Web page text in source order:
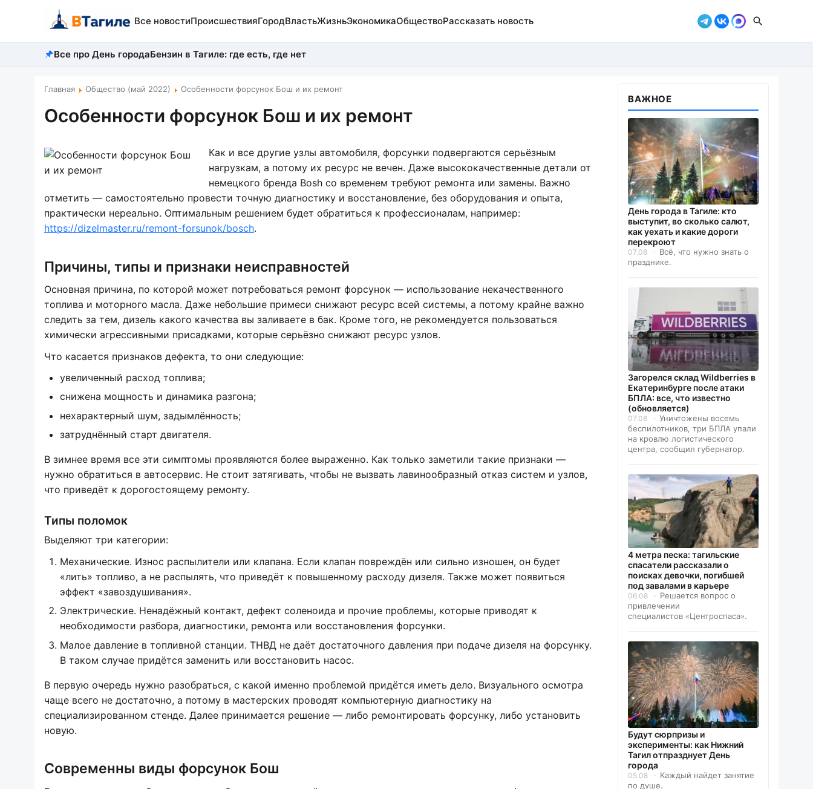
Все новостиПроисшествияГородВластьЖизньЭкономикаОбществоРассказать новость
Все про День городаБензин в Тагиле: где есть, где нет
Главная Общество (май 2022) Особенности форсунок Бош и их ремонт
Особенности форсунок Бош и их ремонт
Как и все другие узлы автомобиля, форсунки подвергаются серьёзным
нагрузкам, а потому их ресурс не вечен. Даже высококачественные детали от
немецкого бренда Bosh со временем требуют ремонта или замены. Важно
отметить — самостоятельно провести точную диагностику и восстановление, без оборудования и опыта,
практически нереально. Оптимальным решением будет обратиться к профессионалам, например:
https://dizelmaster.ru/remont-forsunok/bosch.
Причины, типы и признаки неисправностей
Основная причина, по которой может потребоваться ремонт форсунок — использование некачественного
топлива и моторного масла. Даже небольшие примеси снижают ресурс всей системы, а потому крайне важно
следить за тем, дизель какого качества вы заливаете в бак. Кроме того, не рекомендуется пользоваться
химически агрессивными присадками, которые серьёзно снижают ресурс узлов.
Что касается признаков дефекта, то они следующие:
увеличенный расход топлива;
снижена мощность и динамика разгона;
нехарактерный шум, задымлённость;
затруднённый старт двигателя.
В зимнее время все эти симптомы проявляются более выраженно. Как только заметили такие признаки —
нужно обратиться в автосервис. Не стоит затягивать, чтобы не вызвать лавинообразный отказ систем и узлов,
что приведёт к дорогостоящему ремонту.
Типы поломок
Выделяют три категории:
Механические. Износ распылители или клапана. Если клапан повреждён или сильно изношен, он будет
«лить» топливо, а не распылять, что приведёт к повышенному расходу дизеля. Также может появиться
эффект «завоздушивания».
Электрические. Ненадёжный контакт, дефект соленоида и прочие проблемы, которые приводят к
необходимости разбора, диагностики, ремонта или восстановления форсунки.
Малое давление в топливной станции. ТНВД не даёт достаточного давления при подаче дизеля на форсунку.
В таком случае придётся заменить или восстановить насос.
В первую очередь нужно разобраться, с какой именно проблемой придётся иметь дело. Визуального осмотра
чаще всего не достаточно, а потому в мастерских проводят компьютерную диагностику на
специализированном стенде. Далее принимается решение — либо ремонтировать форсунку, либо установить
новую.
Современны виды форсунок Бош
ВАЖНОЕ
День города в Тагиле: кто
выступит, во сколько салют,
как уехать и какие дороги
перекроют
07.08
Всё, что нужно знать о
празднике.
Загорелся склад Wildberries в
Екатеринбурге после атаки
БПЛА: все, что известно
(обновляется)
07.08
Уничтожены восемь
беспилотников, три БПЛА упали
на кровлю логистического
центра, сообщил губернатор.
4 метра песка: тагильские
спасатели рассказали о
поисках девочки, погибшей
под завалами в карьере
06.08
Решается вопрос о
привлечении
специалистов «Центроспаса».
Будут сюрпризы и
эксперименты: как Нижний
Тагил отпразднует День
города
05.08
Каждый найдет занятие
по душе.